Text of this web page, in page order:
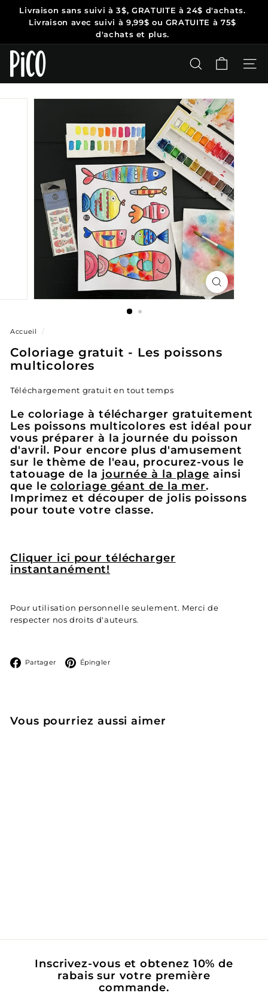
Passer
Diaporama
Pause
Livraison sans suivià 3$, GRATUITE à 24$ d'achats.
Livraison avec suivi à 9,99$ ou GRATUITE à 75$
d'achats et plus.
P
i
C
O
RECHERCHER
Accueil /
Coloriage gratuit - Les poissons
multicolores
Téléchargement gratuit en tout temps
Le coloriage à télécharger gratuitement
Les poissons multicolores est idéal pour
vous préparer à la journée du poisson
d'avril. Pour encore plus d'amusement
sur le thème de l'eau, procurez-vous le
tatouage de la journée à la plage ainsi
que lecoloriage géant de la mer.
Imprimez et découper de jolis poissons
pour toute votre classe.
Cliquer ici pour télécharger
instantanément!
Pour utilisation personnelle seulement. Merci de
respecter nos droits d'auteurs.
Partager Facebook
Épingler
Vous pourriez aussi aimer
0
Inscrivez-vous et obtenez 10% de
rabais sur votre première
commande.